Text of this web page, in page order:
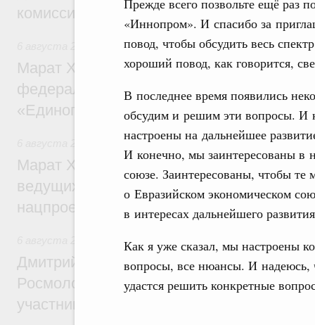
Прежде всего позвольте ещё раз
«Иннопром». И спасибо за
повод, чтобы обсудить весь
хороший повод, как говорится,
В последнее время появились
обсудим и решим эти вопросы. И
настроены на дальнейшее
И конечно, мы заинтересованы в
союзе. Заинтересованы, чтобы
о Евразийском экономическом
в интересах дальнейшего
Как я уже сказал, мы настроены
вопросы, все нюансы. И надеюсь,
удастся решить конкретные
комиссии по промышленности
Регулирование в сфере строительства
Марат Хуснуллин: Более 130
федерального значения построено под
«Единого заказчика»
Национальный проект «Инфраструктура
Марат Хуснуллин: Порядка 200
ведущих к спортивным объектам,
нацпроекту «Инфраструктура для
Молодёжная политика
Дмитрий Чернышенко, Сергей Кравцов и
Росмолодёжи Григорий Гуров
участников проекта «Кольцо открытий»